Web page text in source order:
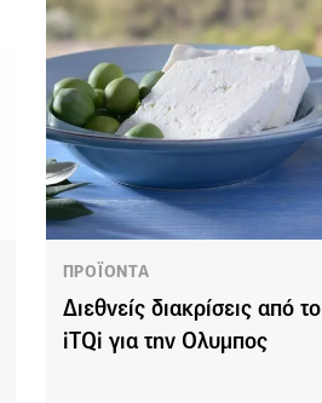
ΠΡΟΪΟΝΤΑ
Διεθνείς διακρίσεις από το
iTQi για την Ολυμπος